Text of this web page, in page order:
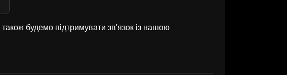
будемо підтримувати зв'язок із нашою